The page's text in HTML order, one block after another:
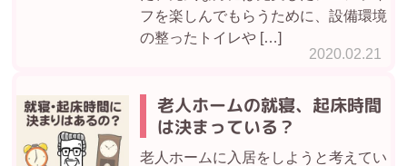
2020.02.21
フを楽しんでもらうために、設備環境
の整ったトイレや […]
老人ホームの就寝、起床時間
は決まっている？
老人ホームに入居をしようと考えてい